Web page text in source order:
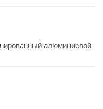
алюминиевой